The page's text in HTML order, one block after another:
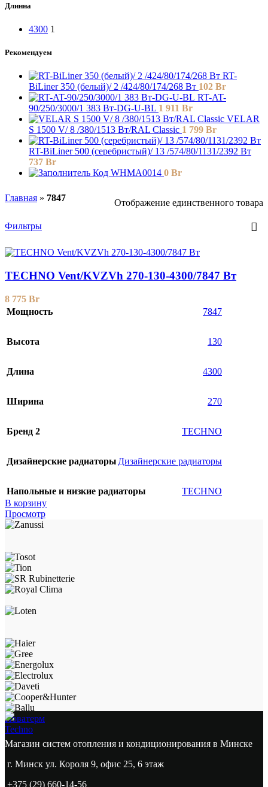
Длинна
4300 1
Рекомендуем
RT-
BiLiner 350 (белый)/ 2 /424/80/174/268 Вт 102 Br
RT-AT-
90/250/3000/1 383 Вт-DG-U-BL 1 911 Br
VELAR
S 1500 V/ 8 /380/1513 Вт/RAL Classic 1 799 Br
RT-BiLiner 500 (серебристый)/ 13 /574/80/1131/2392 Вт
737 Br
Код WHMA0014 0 Br
Главная » 7847 Отображение единственного товара
Фильтры
TECHNO Vent/KVZVh 270-130-4300/7847 Вт
8 775 Br
Мощность
7847
Высота 130
Длина 4300
Ширина 270
Бренд 2 TECHNO
Дизайнерские радиаторы Дизайнерские радиаторы
Напольные и низкие радиаторы
TECHNO
В корзину
Просмотр
Новатерм
Techno
Магазин систем отопления и кондиционирования в Минске
г. Минск ул. Короля 9, офис 25, 6 этаж
+375 (29) 660-14-56